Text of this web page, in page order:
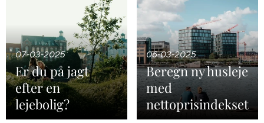
07-03-2025
Er du på jagt
efter en
lejebolig?
06-03-2025
Beregn ny husleje
med
nettoprisindekset